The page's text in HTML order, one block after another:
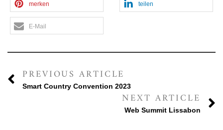
merken teilen
E-Mail
PREVIOUS ARTICLE
Smart Country Convention 2023
NEXT ARTICLE
Web Summit Lissabon